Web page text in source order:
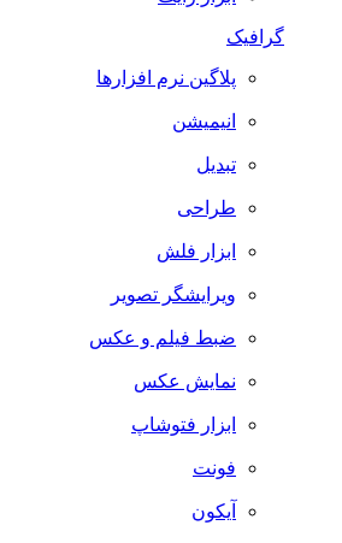
گرافیک
پلاگین نرم افزارها
انیمیشن
تبدیل
طراحی
ابزار فلش
ویرایشگر تصویر
ضبط فيلم و عكس
نمایش عکس
ابزار فتوشاپ
فونت
آیکون